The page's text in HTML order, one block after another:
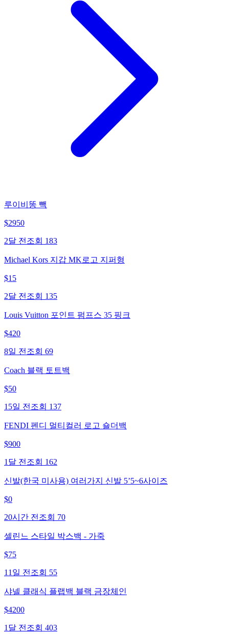
루이비똥 빽
$2950
2달 전 조회 183
Michael Kors 지갑 MK로고 지퍼형
$15
2달 전 조회 135
Louis Vuitton 포인트 펌프스 35 핑크
$420
8일 전 조회 69
Coach 블랙 토트백
$50
15일 전 조회 137
FENDI 펜디 멀티컬러 로고 숄더백
$900
1달 전 조회 162
신발(한국 미사용) 여러가지 신발 5’5~6사이즈
$0
20시간 전 조회 70
셀린느 스타일 박스백 - 가죽
$75
11일 전 조회 55
샤넬 클래식 플랩백 블랙 금장체인
$4200
1달 전 조회 403